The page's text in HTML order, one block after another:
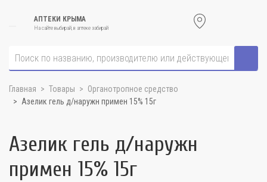
АПТЕКИ КРЫМА
На сайте выбирай, в аптеке забирай
Главная Товары
Органотропное средство
Азелик гель д/наружн примен 15% 15г
Азелик гель д/наружн
примен 15% 15г